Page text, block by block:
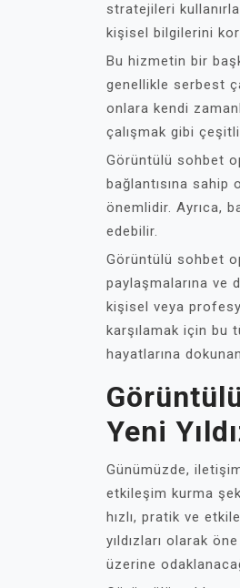
stratejileri
kişisel bilgilerini
Bu hizmetin bir
genellikle serbest
onlara kendi
çalışmak gibi
Görüntülü sohbet
bağlantısına
önemlidir. Ayrıca,
edebilir.
Görüntülü sohbet
paylaşmalarına ve
kişisel veya
karşılamak için bu
hayatlarına
Yeni
Günümüzde,
etkileşim kurma
hızlı, pratik ve
yıldızları olarak
üzerine